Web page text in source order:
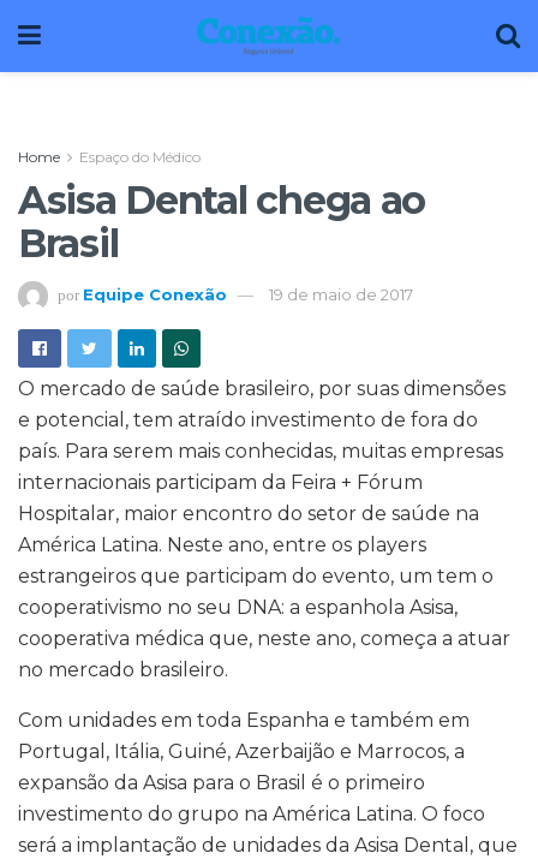
Home Espaço do Médico
Asisa Dental chega ao
Brasil
por Equipe Conexão 19 de maio de 2017
O mercado de saúde brasileiro, por suas dimensões
e potencial, tem atraído investimento de fora do
país. Para serem mais conhecidas, muitas empresas
internacionais participam da Feira + Fórum
Hospitalar, maior encontro do setor de saúde na
América Latina. Neste ano, entre os players
estrangeiros que participam do evento, um tem o
cooperativismo no seu DNA: a espanhola Asisa,
cooperativa médica que, neste ano, começa a atuar
no mercado brasileiro.
Com unidades em toda Espanha e também em
Portugal, Itália, Guiné, Azerbaijão e Marrocos, a
expansão da Asisa para o Brasil é o primeiro
investimento do grupo na América Latina. O foco
será a implantação de unidades da Asisa Dental, que